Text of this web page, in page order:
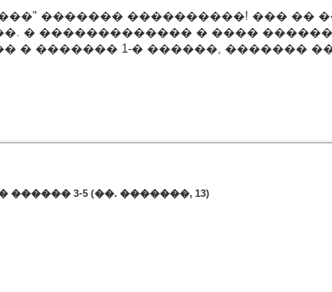
������� ����������! ��� ��
� ������������� � ����
� ������� 1-� ������, �������
������ 3-5 (��. �������, 13)